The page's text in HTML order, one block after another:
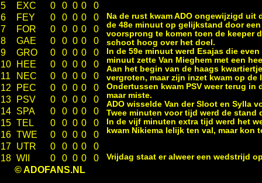
5
EXC 0 0 0 0
0
6
FEY 0 0 0 0
0
7
FOR 0 0 0 0
0
8
GAE 0 0 0 0
0
9
GRO 0 0 0 0
0
10
HEE 0 0 0 0
0
11
NEC 0 0 0 0
0
12
PEC 0 0 0 0
0
13
PSV 0 0 0 0
0
14 SPA 0 0 0 0
0
15 TEL 0 0 0 0
0
16 TWE 0 0 0 0
0
17 UTR 0 0 0 0
0
18 WII 0 0 0 0
0
© ADOFANS.NL
Na de rust kwam ADO ongewijzigd uit
de 48e minuut op gelijkstand door
voorsprong te komen toen de keeper
schoot hoog over het doel.
In de 59e minuut werd Esajas die
minuut zette Van Mieghem met een
Aan het begin van de haags
vergroten, maar zijn inzet kwam op de
Ondertussen kwam PSV weer terug
maar miste.
ADO wisselde Van der Sloot en Sylla
Twee minuten voor tijd werd de stand
In de vijf minuten extra tijd werd het
kwam Nikiema lelijk ten val, maar
Vrijdag staat er alweer een wedstrijd